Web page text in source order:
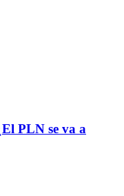
PLN se va a